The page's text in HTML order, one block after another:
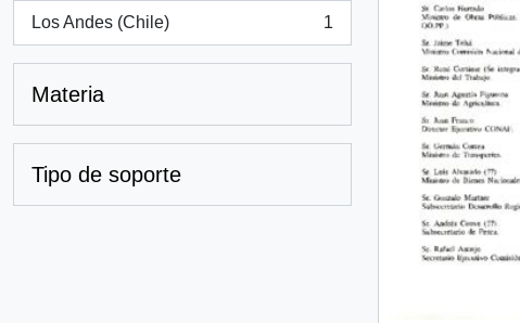
Los Andes (Chile)
, 1 resultados
1
Materia
Tipo de soporte